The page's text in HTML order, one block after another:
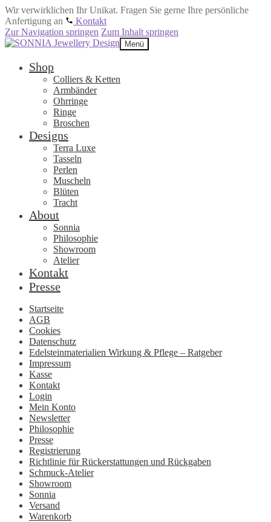
Wir verwirklichen Ihr Unikat. Fragen Sie gerne Ihre persönliche
Anfertigung an
Kontakt
Zur Navigation springen Zum Inhalt springen
Menü
Shop
Colliers & Ketten
Armbänder
Ohrringe
Ringe
Broschen
Designs
Terra Luxe
Tasseln
Perlen
Muscheln
Blüten
Tracht
About
Sonnia
Philosophie
Showroom
Atelier
Kontakt
Presse
Startseite
AGB
Cookies
Datenschutz
Edelsteinmaterialien Wirkung & Pflege – Ratgeber
Impressum
Kasse
Kontakt
Login
Mein Konto
Newsletter
Philosophie
Presse
Registrierung
Richtlinie für Rückerstattungen und Rückgaben
Schmuck-Atelier
Showroom
Sonnia
Versand
Warenkorb